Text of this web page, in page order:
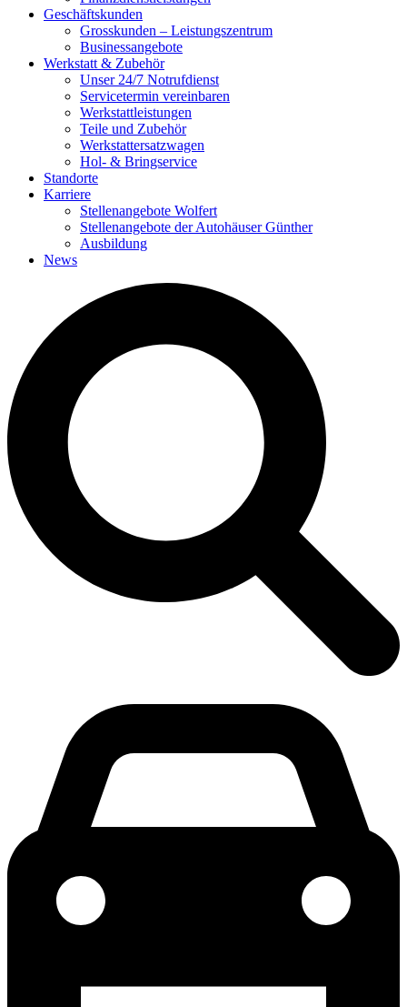
Geschäftskunden
Grosskunden – Leistungszentrum
Businessangebote
Werkstatt & Zubehör
Unser 24/7 Notrufdienst
Servicetermin vereinbaren
Werkstattleistungen
Teile und Zubehör
Werkstattersatzwagen
Hol- & Bringservice
Standorte
Karriere
Stellenangebote Wolfert
Stellenangebote der Autohäuser Günther
Ausbildung
News